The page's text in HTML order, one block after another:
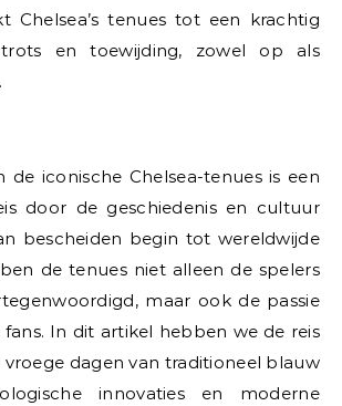
Chelsea’s tenues tot een krachtig
en toewijding, zowel op als
de iconische Chelsea-tenues is een
door de geschiedenis en cultuur
bescheiden begin tot wereldwijde
de tenues niet alleen de spelers
maar ook de passie
In dit artikel hebben we de reis
vroege dagen van traditioneel blauw
innovaties en moderne